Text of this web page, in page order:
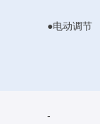
●电动调节
-